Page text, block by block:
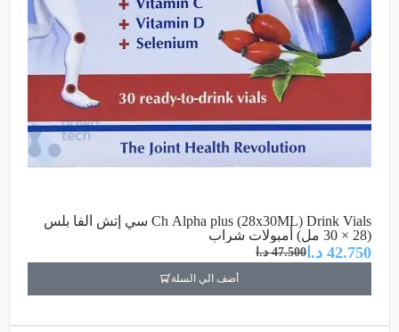
Ch Alpha plus (28x30ML) Drink Vials سي إتش ألفا بلس
(28 × 30 مل) أمبولات شراب
47.500 د.ا 42.750 د.ا
أضف الي السلة